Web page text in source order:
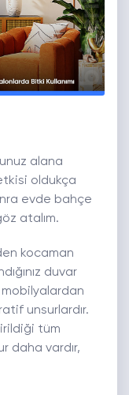
alana
oldukça
evde bahçe
atalım.
kocaman
duvar
mobilyalardan
unsurlardır.
tüm
daha vardır,